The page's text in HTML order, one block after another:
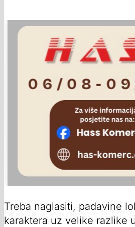
Treba naglasiti, padavine
karaktera uz velike razlike